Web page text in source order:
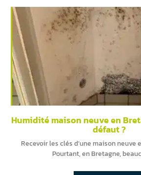
Humidité maison neuve en
défaut ?
Recevoir les clés d’une maison neuve
Pourtant, en Bretagne,